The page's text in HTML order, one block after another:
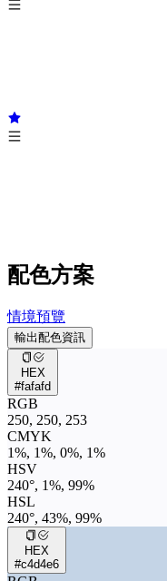
配色方案
情境預覽
輸出配色資訊
HEX
#fafafd
RGB
250, 250, 253
CMYK
1%, 1%, 0%, 1%
HSV
240°, 1%, 99%
HSL
240°, 43%, 99%
HEX
#c4d4e6